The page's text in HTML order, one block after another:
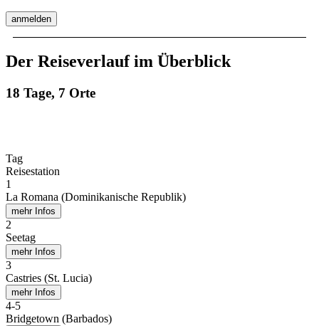
anmelden
Der Reiseverlauf im Überblick
18 Tage, 7 Orte
Tag
Reisestation
1
La Romana (Dominikanische Republik)
mehr Infos
2
Seetag
mehr Infos
3
Castries (St. Lucia)
mehr Infos
4-5
Bridgetown (Barbados)